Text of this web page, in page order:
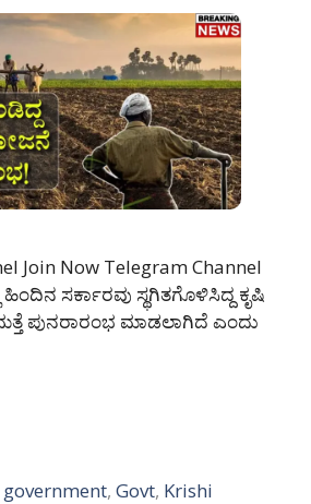
Join Now Telegram Channel
ಹಿಂದಿನ ಸರ್ಕಾರವು ಸ್ಥಗಿತಗೊಳಿಸಿದ್ದ ಕೃಷಿ
ಪುನರಾರಂಭ ಮಾಡಲಾಗಿದೆ ಎಂದು
government,Govt, Krishi